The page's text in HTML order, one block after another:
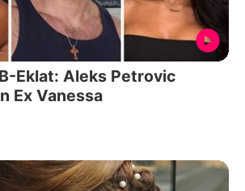
Eklat: Aleks Petrovic
Ex Vanessa